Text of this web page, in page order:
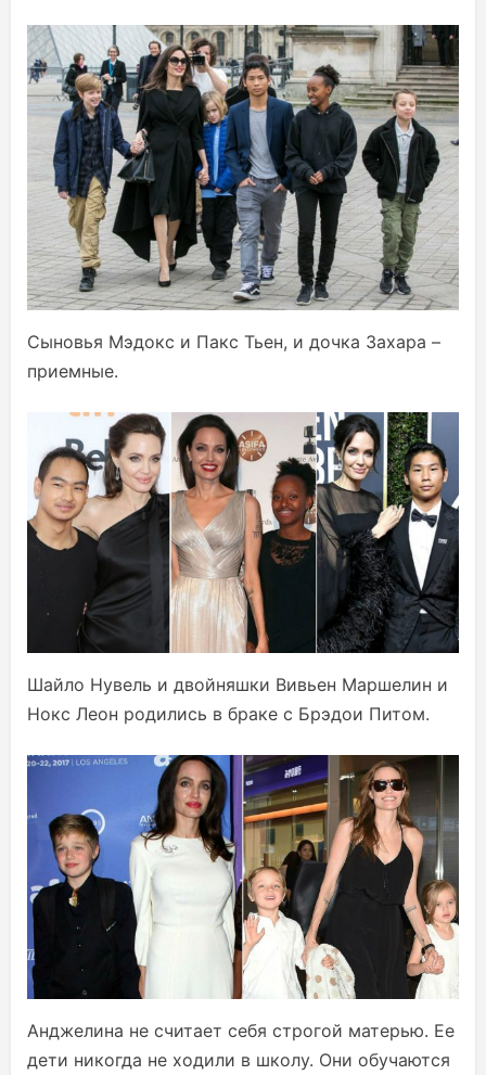
Сыновья Мэдокс и Пакс Тьен, и дочка Захара –
приемные.
Шайло Нувель и двойняшки Вивьен Маршелин и
Нокс Леон родились в браке с Брэдои Питом.
Анджелина не считает себя строгой матерью. Ее
дети никогда не ходили в школу. Они обучаются